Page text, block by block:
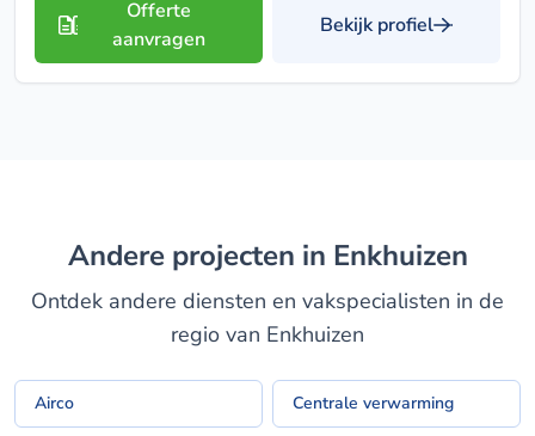
Offerte
aanvragen
Bekijk profiel
Andere projecten in Enkhuizen
Ontdek andere diensten en vakspecialisten in de
regio van Enkhuizen
Airco Centrale verwarming